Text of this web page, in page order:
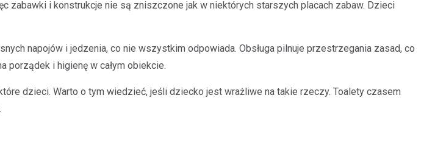
i konstrukcje nie są zniszczone jak w niektórych starszych placach zabaw. Dzieci
napojów i jedzenia, co nie wszystkim odpowiada. Obsługa pilnuje przestrzegania zasad, co
porządek i higienę w całym obiekcie.
dzieci. Warto o tym wiedzieć, jeśli dziecko jest wrażliwe na takie rzeczy. Toalety czasem